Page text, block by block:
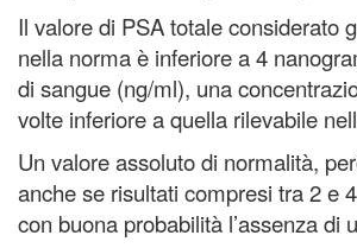
Il valore di PSA totale considerato
nella norma è inferiore a 4
di sangue (ng/ml), una
volte inferiore a quella rilevabile
Un valore assoluto di normalità,
anche se risultati compresi tra 2 e
con buona probabilità l’assenza di